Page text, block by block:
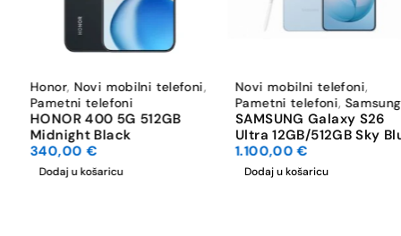
Honor,Novi mobilni telefoni,
Pametni telefoni
HONOR 400 5G 512GB
Midnight Black
340,00€
Dodaj u košaricu
Novi mobilni telefoni,
Pametni telefoni,Samsung
SAMSUNG Galaxy S26
Ultra 12GB/512GB Sky Blue
1.100,00€
Dodaj u košaricu